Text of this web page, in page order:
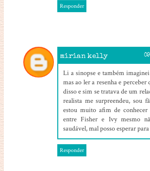
Responder
mirian kelly
Li a sinopse e também
mas ao ler a resenha e perceber
disso e sim se tratava de um
realista me surpreendeu, sou
estou muito afim de conhecer
entre Fisher e Ivy mesmo
saudável, mal posso esperar
Responder